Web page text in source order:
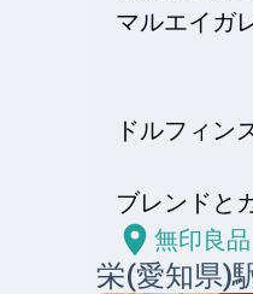
マルエイガ
ドルフィン
無印良品
栄(愛知県)